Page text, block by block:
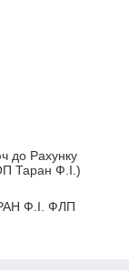
до Рахунку
Таран Ф.І.)
Ф.І. ФЛП